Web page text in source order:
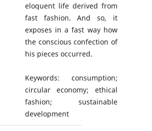
eloquent life derived from
fast fashion. And so, it
exposes in a fast way how
the conscious confection of
his pieces occurred.
Keywords: consumption;
circular economy; ethical
fashion; sustainable
development